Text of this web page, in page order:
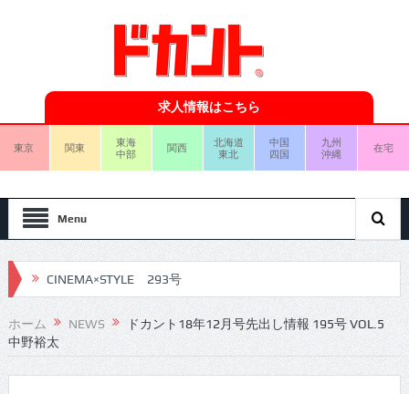
求人情報はこちら
東京 関東
東海
中部
関西
北海道
東北
中国
四国
九州
沖縄
在宅
Menu
CINEMA×STYLE 293号
CINEMA×STYLE 292号
CINEMA×STYLE 291号
ホーム NEWS
ドカント18年12月号先出し情報 195号 VOL.5
中野裕太